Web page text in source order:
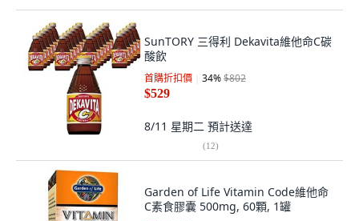
SunTORY 三得利 Dekavita維他命C碳
酸飲
首購折扣價 34%$802
$529
8/11 星期二 預計送達
(12)
Garden of Life Vitamin Code維他命
C素食膠囊 500mg, 60顆, 1罐